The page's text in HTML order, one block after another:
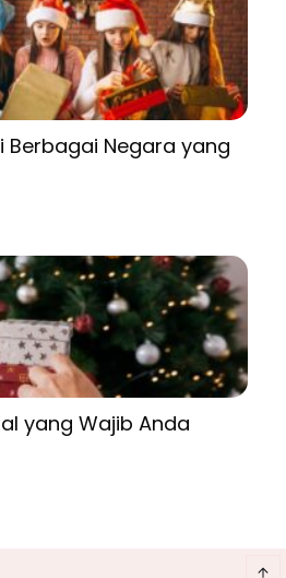
Berbagai Negara yang
yang Wajib Anda